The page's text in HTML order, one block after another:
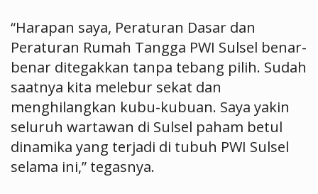
“Harapan saya, Peraturan Dasar dan
Peraturan Rumah Tangga PWI Sulsel benar-
benar ditegakkan tanpa tebang pilih. Sudah
saatnya kita melebur sekat dan
menghilangkan kubu-kubuan. Saya yakin
seluruh wartawan di Sulsel paham betul
dinamika yang terjadi di tubuh PWI Sulsel
selama ini,” tegasnya.